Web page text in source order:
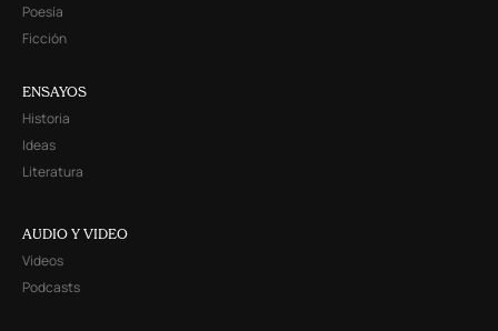
Poesía
Ficción
ENSAYOS
Historia
Ideas
Literatura
AUDIO Y VIDEO
Videos
Podcasts